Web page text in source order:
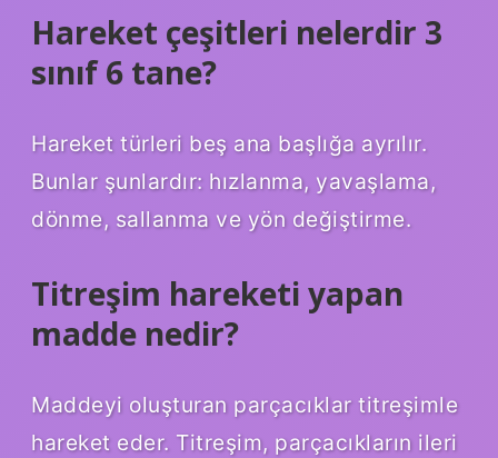
Hareket çeşitleri nelerdir 3
sınıf 6 tane?
Hareket türleri beş ana başlığa ayrılır.
Bunlar şunlardır: hızlanma, yavaşlama,
dönme, sallanma ve yön değiştirme.
Titreşim hareketi yapan
madde nedir?
Maddeyi oluşturan parçacıklar titreşimle
hareket eder. Titreşim, parçacıkların ileri